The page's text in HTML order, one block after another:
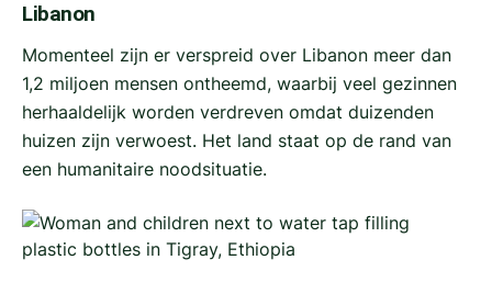
Libanon
Momenteel zijn er verspreid over Libanon meer dan
1,2 miljoen mensen ontheemd, waarbij veel gezinnen
herhaaldelijk worden verdreven omdat duizenden
huizen zijn verwoest. Het land staat op de rand van
een humanitaire noodsituatie.